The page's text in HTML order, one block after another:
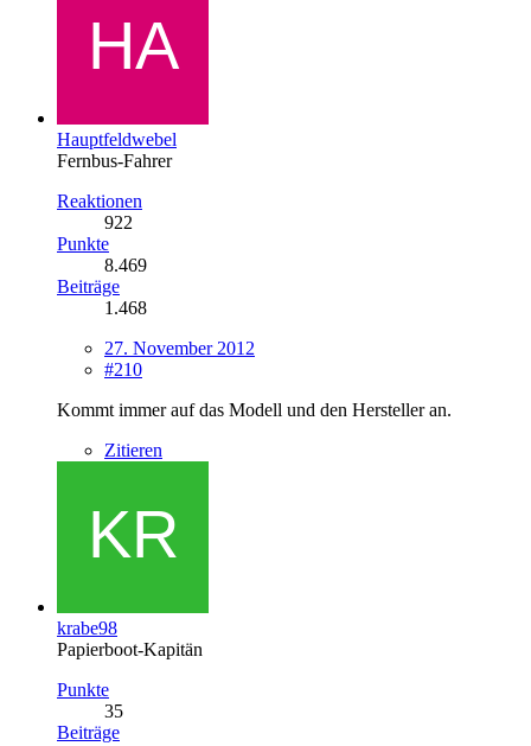
Hauptfeldwebel
Fernbus-Fahrer
Reaktionen
922
Punkte
8.469
Beiträge
1.468
27. November 2012
#210
Kommt immer auf das Modell und den Hersteller an.
Zitieren
krabe98
Papierboot-Kapitän
Punkte
35
Beiträge